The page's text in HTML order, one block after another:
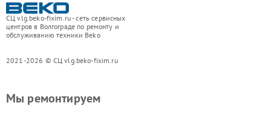
СЦ vlg.beko-fixim.ru - сеть сервисных
центров в Волгограде по ремонту и
обслуживанию техники Beko
2021-2026 © СЦ vlg.beko-fixim.ru
Мы ремонтируем